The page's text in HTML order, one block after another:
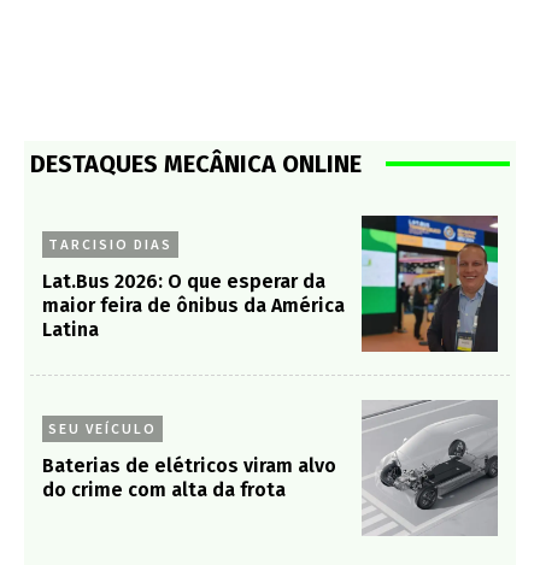
DESTAQUES MECÂNICA ONLINE
TARCISIO DIAS
Lat.Bus 2026: O que esperar da
maior feira de ônibus da América
Latina
SEU VEÍCULO
Baterias de elétricos viram alvo
do crime com alta da frota